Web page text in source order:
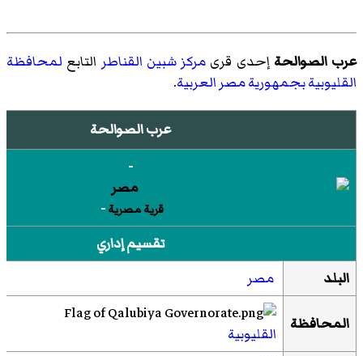
عرب الصوالحة إحدى قرى مركز شبين القناطر التابع لمحافظة
القليوبيةبجمهورية مصر العربية.
عرب الصوالحة
-
قرية مصرية-
تقسيم إداري
البلد
مصر
المحافظة القليوبية